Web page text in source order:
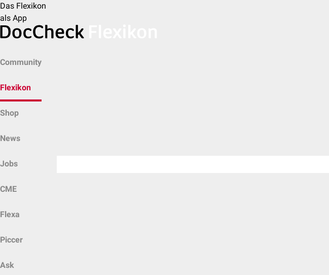
Das Flexikon
als App
Community
Flexikon
Shop
News
Jobs
CME
Flexa
Piccer
Ask